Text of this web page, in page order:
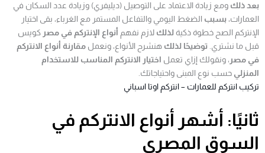
بعد ذلك ومع زيادة الاعتماد على التوصيل (ديليفري) وزيادة عدد السكان في
العمارات، بسبب الضغط اليومي والتفاعل المستمر مع الغرباء، بقى اختيار
الإنتركم الصح خطوة ذكية لذلك لازم نفهم أنواع الإنتركم في مصر كويس
قبل ما نشتري. توضيحًا لذلك هنشرح الأنواع، ونعمل مقارنة أنواع الانتركم
في مصر ، ونقولك إزاي تعمل اختيار الانتركم المناسب للاستخدام
المنزلي حسب نوع المبنى واحتياجاتك.
تركيب انتركم للعمارات – انتركم اوتا اسباني
ثانيًا: أشهر أنواع الانتركم في
السوق المصري